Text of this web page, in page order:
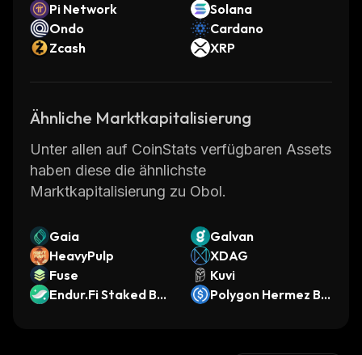
Pi Network
Solana
Ondo
Cardano
Zcash
XRP
Ähnliche Marktkapitalisierung
Unter allen auf CoinStats verfügbaren Assets
haben diese die ähnlichste
Marktkapitalisierung zu Obol.
Gaia
Galvan
HeavyPulp
XDAG
Fuse
Kuvi
Endur.Fi Staked BT
Polygon Hermez Bri